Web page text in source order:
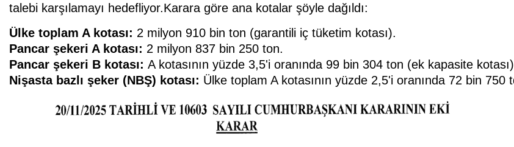
talebi karşılamayı hedefliyor.Karara göre ana kotalar şöyle dağıldı:
Ülke toplam A kotası: 2 milyon 910 bin ton (garantili iç tüketim kotası).
Pancar şekeri A kotası: 2 milyon 837 bin 250 ton.
Pancar şekeri B kotası: A kotasının yüzde 3,5'i oranında 99 bin 304 ton (ek kapasite
Nişasta bazlı şeker (NBŞ) kotası: Ülke toplam A kotasının yüzde 2,5'i oranında 72 bin 750